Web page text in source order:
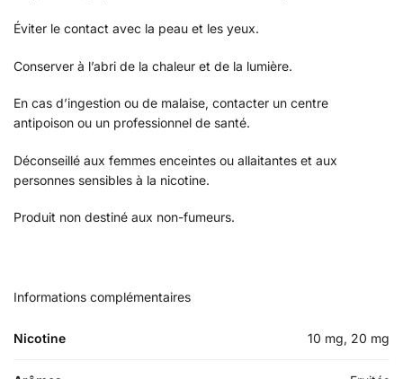
Éviter le contact avec la peau et les yeux.
Conserver à l’abri de la chaleur et de la lumière.
En cas d’ingestion ou de malaise, contacter un centre
antipoison ou un professionnel de santé.
Déconseillé aux femmes enceintes ou allaitantes et aux
personnes sensibles à la nicotine.
Produit non destiné aux non-fumeurs.
Informations complémentaires
Nicotine 10 mg, 20 mg